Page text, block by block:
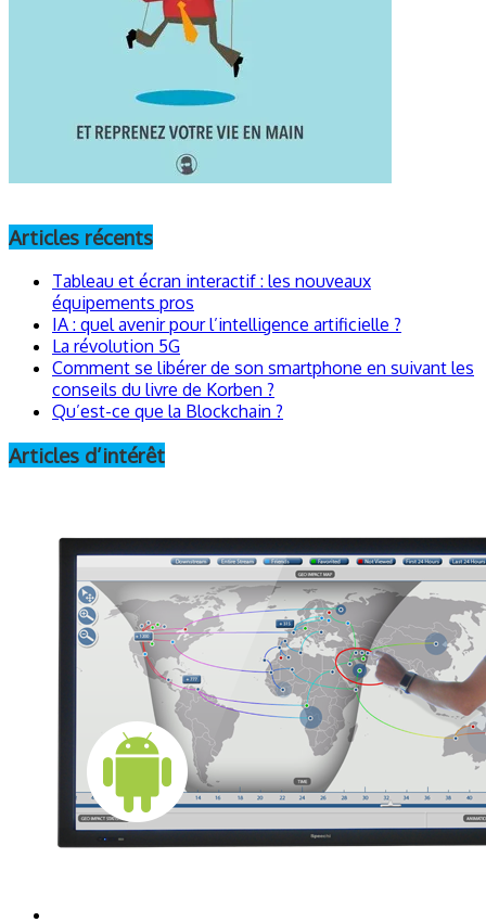
Articles récents
Tableau et écran interactif : les nouveaux
équipements pros
IA : quel avenir pour l’intelligence artificielle ?
La révolution 5G
Comment se libérer de son smartphone en suivant les
conseils du livre de Korben ?
Qu’est-ce que la Blockchain ?
Articles d’intérêt